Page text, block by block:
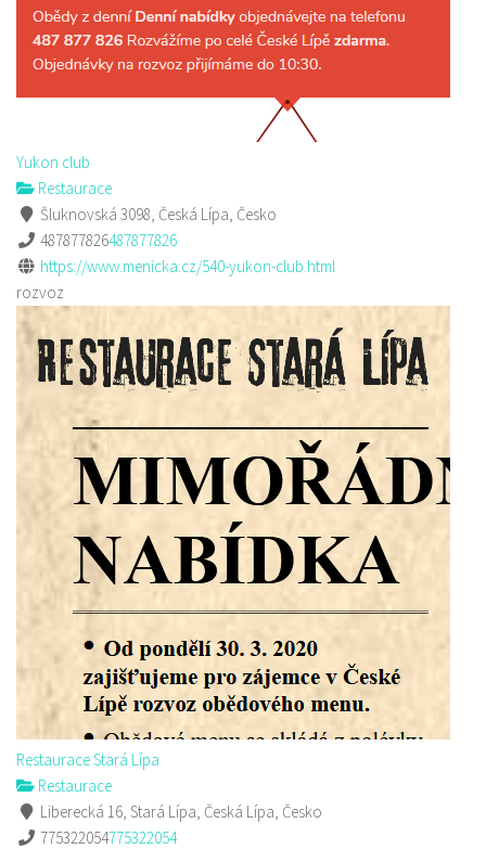
Yukon club
Restaurace
Šluknovská 3098, Česká Lípa, Česko
487877826487877826
https://www.menicka.cz/540-yukon-club.html
rozvoz
Restaurace Stará Lípa
Restaurace
Liberecká 16, Stará Lípa, Česká Lípa, Česko
775322054775322054